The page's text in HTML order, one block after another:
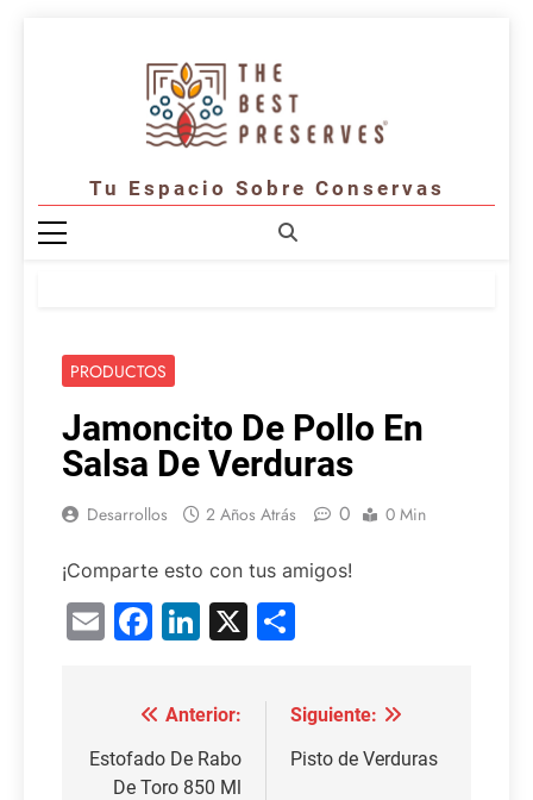
Tu Espacio Sobre Conservas
PRODUCTOS
Jamoncito De Pollo En
Salsa De Verduras
Desarrollos 2 Años Atrás 0 0 Min
¡Comparte esto con tus amigos!
EmailFacebook
LinkedIn
X
Navegación
de
Anterior:
Estofado De Rabo
De Toro 850 Ml
Siguiente:
Pisto de Verduras